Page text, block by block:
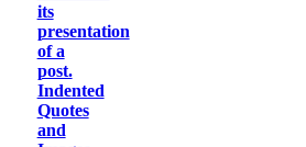
its
presentation
of a
post.
Indented
Quotes
and